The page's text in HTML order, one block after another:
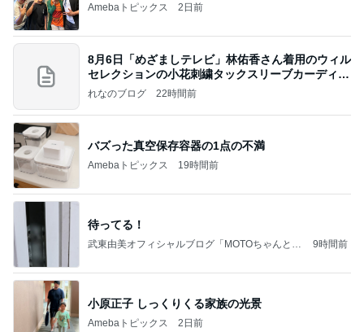
Amebaトピックス 2日前
8月6日「めざましテレビ」林佑香さん着用のウィル
セレクションの小花刺繍タックスリーブカーディガ
ン
れなのブログ 22時間前
バズった真空保存容器の1点の不満
Amebaトピックス 19時間前
待ってる！
武東由美オフィシャルブログ「MOTOちゃんとの
9時間前
小原正子 しっくりくる家族の光景
Amebaトピックス 2日前